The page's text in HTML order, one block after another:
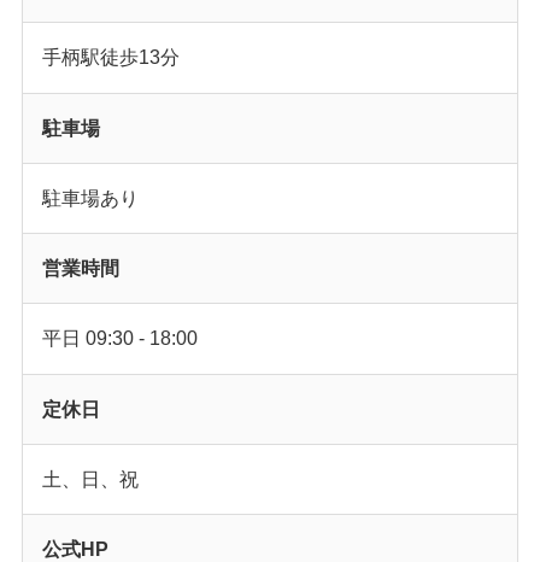
手柄駅徒歩13分
駐車場
駐車場あり
営業時間
平日 09:30 - 18:00
定休日
土、日、祝
公式HP